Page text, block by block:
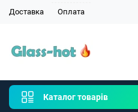
Доставка Оплата
Каталог товарів